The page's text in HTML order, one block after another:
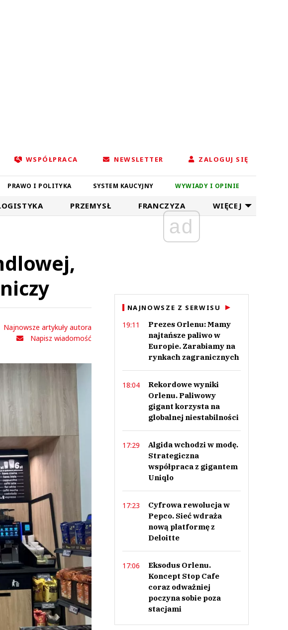
WSPÓŁPRACA NEWSLETTER ZALOGUJ SIĘ
PRAWO I POLITYKA SYSTEM KAUCYJNY WYWIADY I OPINIE
PRZEMYSŁ FRANCZYZA WIĘCEJ
Najnowsze artykuły autora
Napisz wiadomość
ad
NAJNOWSZE Z SERWISU
19:11
Prezes Orlenu: Mamy
najtańsze paliwo w
Europie. Zarabiamy na
rynkach zagranicznych
18:04
Rekordowe wyniki
Orlenu. Paliwowy
gigant korzysta na
globalnej niestabilności
17:29
Algida wchodzi w modę.
Strategiczna
współpraca z gigantem
Uniqlo
17:23
Cyfrowa rewolucja w
Pepco. Sieć wdraża
nową platformę z
Deloitte
17:06
Eksodus Orlenu.
Koncept Stop Cafe
coraz odważniej
poczyna sobie poza
stacjami